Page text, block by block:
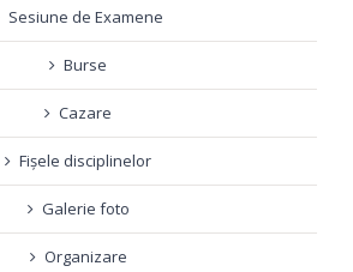
Sesiune de Examene
Burse
Cazare
Fișele disciplinelor
Galerie foto
Organizare